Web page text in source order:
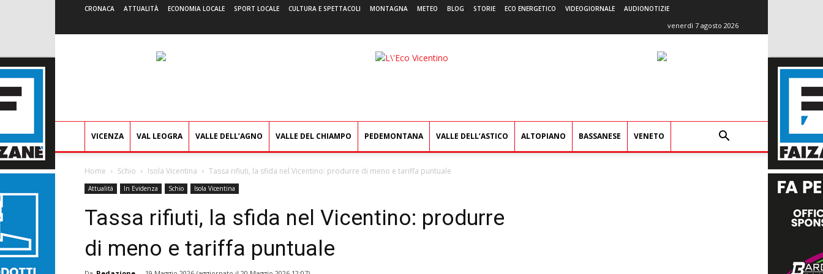
CRONACA ATTUALITÀ ECONOMIA LOCALE SPORT LOCALE CULTURA E SPETTACOLI MONTAGNA METEO BLOG STORIE ECO ENERGETICO VIDEOGIORNALE AUDIONOTIZIE
venerdì 7 agosto 2026
L'Eco
VICENZA VAL LEOGRA VALLE DELL’AGNO VALLE DEL CHIAMPO PEDEMONTANA VALLE DELL’ASTICO ALTOPIANO BASSANESE VENETO
Home Schio Isola Vicentina Tassa rifiuti, la sfida nel Vicentino: produrre di meno e tariffa puntuale
Attualità In Evidenza Schio Isola Vicentina
Tassa rifiuti, la sfida nel Vicentino: produrre
di meno e tariffa puntuale